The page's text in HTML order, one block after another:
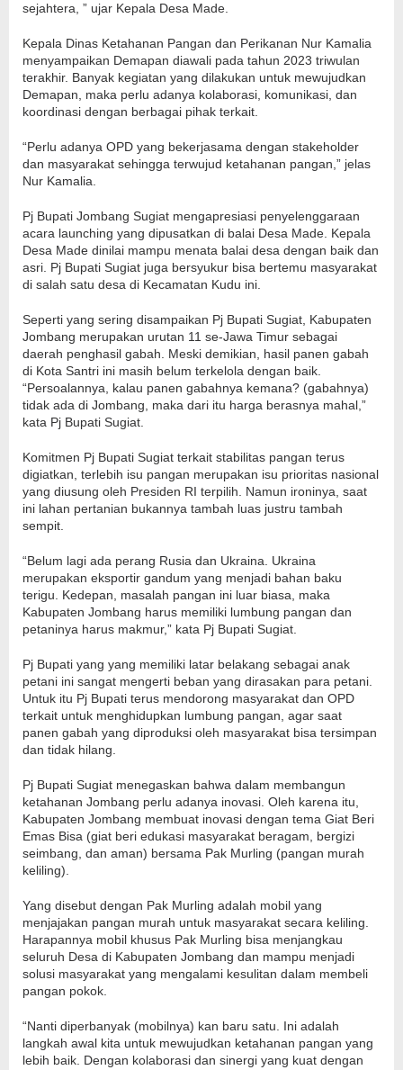
sejahtera, ” ujar Kepala Desa Made.
Kepala Dinas Ketahanan Pangan dan Perikanan Nur Kamalia
menyampaikan Demapan diawali pada tahun 2023 triwulan
terakhir. Banyak kegiatan yang dilakukan untuk mewujudkan
Demapan, maka perlu adanya kolaborasi, komunikasi, dan
koordinasi dengan berbagai pihak terkait.
“Perlu adanya OPD yang bekerjasama dengan stakeholder
dan masyarakat sehingga terwujud ketahanan pangan,” jelas
Nur Kamalia.
Pj Bupati Jombang Sugiat mengapresiasi penyelenggaraan
acara launching yang dipusatkan di balai Desa Made. Kepala
Desa Made dinilai mampu menata balai desa dengan baik dan
asri. Pj Bupati Sugiat juga bersyukur bisa bertemu masyarakat
di salah satu desa di Kecamatan Kudu ini.
Seperti yang sering disampaikan Pj Bupati Sugiat, Kabupaten
Jombang merupakan urutan 11 se-Jawa Timur sebagai
daerah penghasil gabah. Meski demikian, hasil panen gabah
di Kota Santri ini masih belum terkelola dengan baik.
“Persoalannya, kalau panen gabahnya kemana? (gabahnya)
tidak ada di Jombang, maka dari itu harga berasnya mahal,”
kata Pj Bupati Sugiat.
Komitmen Pj Bupati Sugiat terkait stabilitas pangan terus
digiatkan, terlebih isu pangan merupakan isu prioritas nasional
yang diusung oleh Presiden RI terpilih. Namun ironinya, saat
ini lahan pertanian bukannya tambah luas justru tambah
sempit.
“Belum lagi ada perang Rusia dan Ukraina. Ukraina
merupakan eksportir gandum yang menjadi bahan baku
terigu. Kedepan, masalah pangan ini luar biasa, maka
Kabupaten Jombang harus memiliki lumbung pangan dan
petaninya harus makmur,” kata Pj Bupati Sugiat.
Pj Bupati yang yang memiliki latar belakang sebagai anak
petani ini sangat mengerti beban yang dirasakan para petani.
Untuk itu Pj Bupati terus mendorong masyarakat dan OPD
terkait untuk menghidupkan lumbung pangan, agar saat
panen gabah yang diproduksi oleh masyarakat bisa tersimpan
dan tidak hilang.
Pj Bupati Sugiat menegaskan bahwa dalam membangun
ketahanan Jombang perlu adanya inovasi. Oleh karena itu,
Kabupaten Jombang membuat inovasi dengan tema Giat Beri
Emas Bisa (giat beri edukasi masyarakat beragam, bergizi
seimbang, dan aman) bersama Pak Murling (pangan murah
keliling).
Yang disebut dengan Pak Murling adalah mobil yang
menjajakan pangan murah untuk masyarakat secara keliling.
Harapannya mobil khusus Pak Murling bisa menjangkau
seluruh Desa di Kabupaten Jombang dan mampu menjadi
solusi masyarakat yang mengalami kesulitan dalam membeli
pangan pokok.
“Nanti diperbanyak (mobilnya) kan baru satu. Ini adalah
langkah awal kita untuk mewujudkan ketahanan pangan yang
lebih baik. Dengan kolaborasi dan sinergi yang kuat dengan